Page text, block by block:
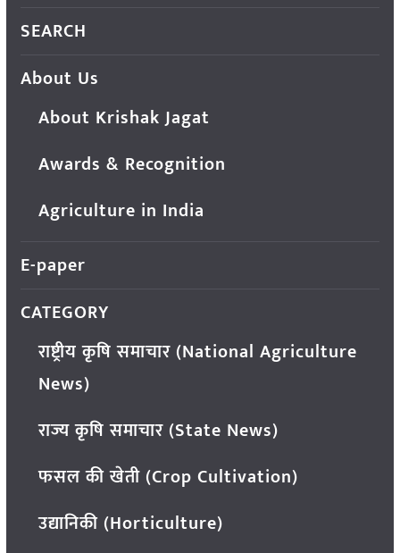
SEARCH
About Us
About Krishak Jagat
Awards & Recognition
Agriculture in India
E-paper
CATEGORY
राष्ट्रीय कृषि समाचार (National Agriculture
News)
राज्य कृषि समाचार (State News)
फसल की खेती (Crop Cultivation)
उद्यानिकी (Horticulture)